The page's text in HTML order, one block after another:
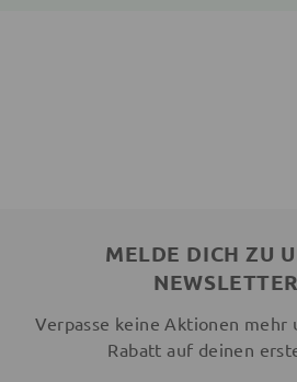
MELDE DICH ZU
Verpasse keine Aktionen mehr
Rabatt auf deinen